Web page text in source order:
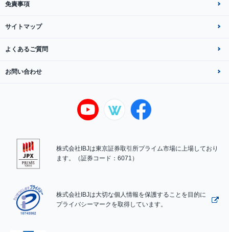
免責事項
サイトマップ
よくあるご質問
お問い合わせ
株式会社IBJは東京証券取引所プライム市場に上場しており
ます。（証券コード：6071）
株式会社IBJは大切な個人情報を保護することを目的に
プライバシーマークを取得しています。